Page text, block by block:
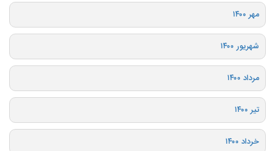
مهر ۱۴۰۰
شهریور ۱۴۰۰
مرداد ۱۴۰۰
تیر ۱۴۰۰
خرداد ۱۴۰۰